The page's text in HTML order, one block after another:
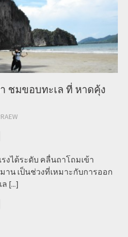
ชมขอบทะเล ที่ หาดคุ้ง
งได้ระดับ คลื่นถาโถมเข้า
น เป็นช่วงที่เหมาะกับการออก
ล [...]